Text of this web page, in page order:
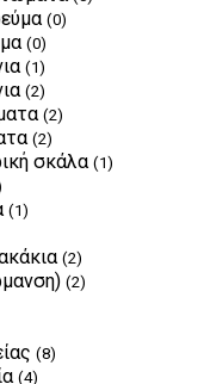
(0)
(0)
(1)
(2)
(2)
(2)
σκάλα (1)
(1)
(2)
(2)
(8)
(4)